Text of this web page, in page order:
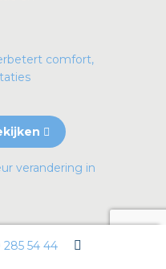
comfort,
staan voor forse
285 54 44